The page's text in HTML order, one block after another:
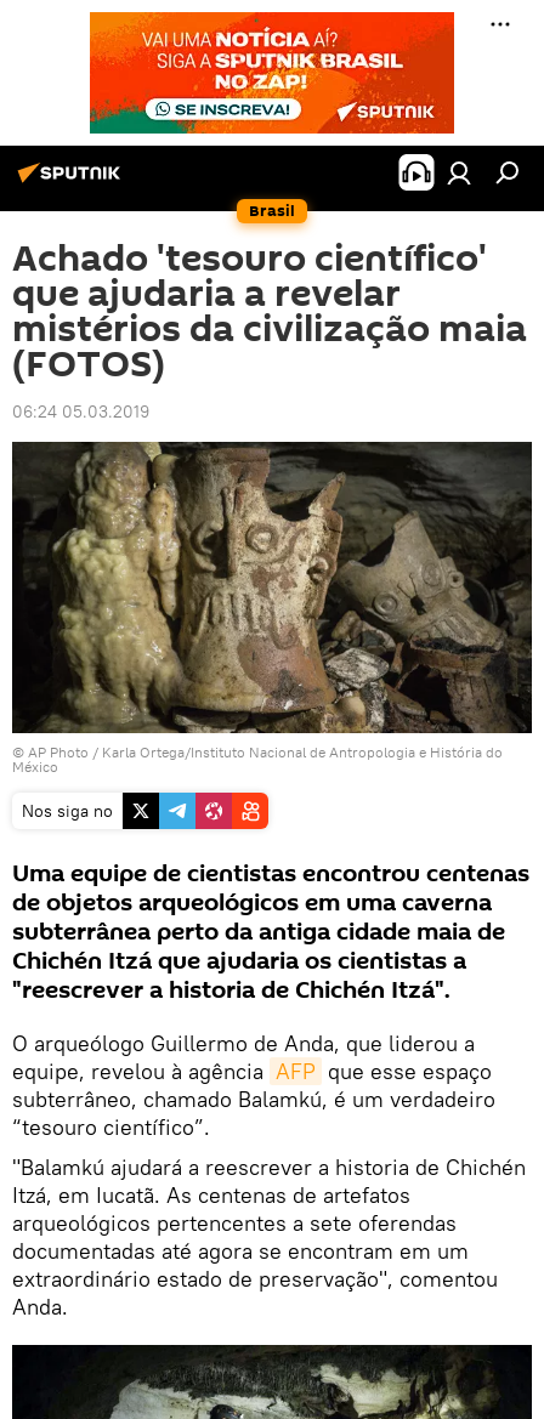
Brasil
Achado 'tesouro científico'
que ajudaria a revelar
mistérios da civilização maia
(FOTOS)
06:24 05.03.2019
© AP Photo / Karla Ortega/Instituto Nacional de Antropologia e História do
México
Nos siga no
Uma equipe de cientistas encontrou centenas
de objetos arqueológicos em uma caverna
subterrânea perto da antiga cidade maia de
Chichén Itzá que ajudaria os cientistas a
"reescrever a historia de Chichén Itzá".
O arqueólogo Guillermo de Anda, que liderou a
equipe, revelou à agência AFP que esse espaço
subterrâneo, chamado Balamkú, é um verdadeiro
“tesouro científico”.
"Balamkú ajudará a reescrever a historia de Chichén
Itzá, em Iucatã. As centenas de artefatos
arqueológicos pertencentes a sete oferendas
documentadas até agora se encontram em um
extraordinário estado de preservação", comentou
Anda.